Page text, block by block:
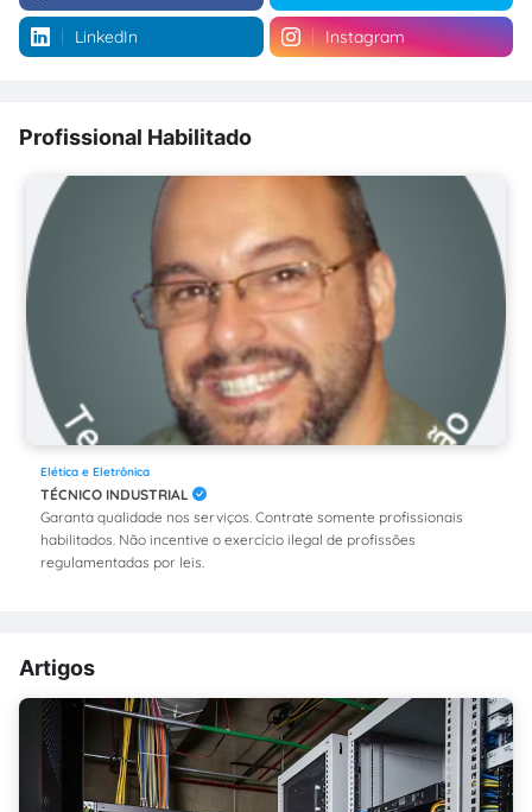
LinkedIn Instagram
Profissional Habilitado
Elética e Eletrônica
TÉCNICO INDUSTRIAL
Garanta qualidade nos serviços. Contrate somente profissionais
habilitados. Não incentive o exercício ilegal de profissões
regulamentadas por leis.
Artigos